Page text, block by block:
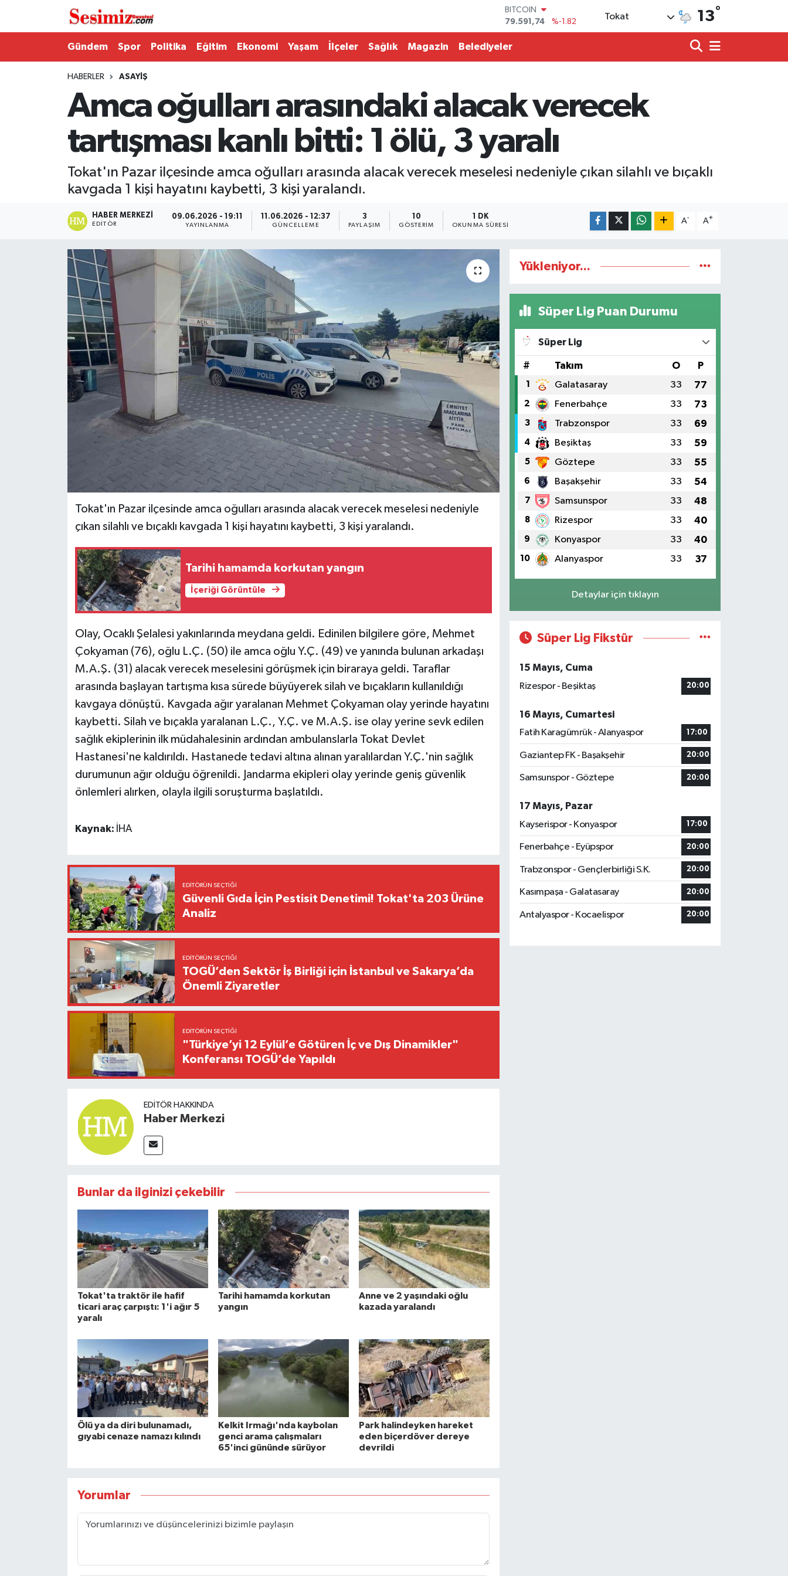
BITCOIN
79.591,74
%-1.82
DOLAR
G.ALTIN
6862,09000
%0.19
14.598,00
%0
Tokat 13°
Gündem Spor Politika Eğitim Ekonomi Yaşam İlçeler Sağlık Magazin Belediyeler
HABERLER ASAYIŞ
Amca oğulları arasındaki alacak verecek
tartışması kanlı bitti: 1 ölü, 3 yaralı
Tokat'ın Pazar ilçesinde amca oğulları arasında alacak verecek meselesi nedeniyle çıkan silahlı ve bıçaklı
kavgada 1 kişi hayatını kaybetti, 3 kişi yaralandı.
HABER MERKEZI
EDITÖR
09.06.2026 - 19:11
YAYINLANMA
11.06.2026 - 12:37
GÜNCELLEME
3
PAYLAŞIM
10
GÖSTERIM
1 DK
OKUNMA SÜRESI
A- A+
Tokat'ın Pazar ilçesinde amca oğulları arasında alacak verecek meselesi nedeniyle
çıkan silahlı ve bıçaklı kavgada 1 kişi hayatını kaybetti, 3 kişi yaralandı.
Tarihi hamamda korkutan yangın
İçeriği Görüntüle
Olay, Ocaklı Şelalesi yakınlarında meydana geldi. Edinilen bilgilere göre, Mehmet
Çokyaman (76), oğlu L.Ç. (50) ile amca oğlu Y.Ç. (49) ve yanında bulunan arkadaşı
M.A.Ş. (31) alacak verecek meselesini görüşmek için biraraya geldi. Taraflar
arasında başlayan tartışma kısa sürede büyüyerek silah ve bıçakların kullanıldığı
kavgaya dönüştü. Kavgada ağır yaralanan Mehmet Çokyaman olay yerinde hayatını
kaybetti. Silah ve bıçakla yaralanan L.Ç., Y.Ç. ve M.A.Ş. ise olay yerine sevk edilen
sağlık ekiplerinin ilk müdahalesinin ardından ambulanslarla Tokat Devlet
Hastanesi'ne kaldırıldı. Hastanede tedavi altına alınan yaralılardan Y.Ç.'nin sağlık
durumunun ağır olduğu öğrenildi. Jandarma ekipleri olay yerinde geniş güvenlik
önlemleri alırken, olayla ilgili soruşturma başlatıldı.
Kaynak: İHA
EDITÖRÜN SEÇTIĞI
Güvenli Gıda İçin Pestisit Denetimi! Tokat'ta 203 Ürüne
Analiz
EDITÖRÜN SEÇTIĞI
TOGÜ’den Sektör İş Birliği için İstanbul ve Sakarya’da
Önemli Ziyaretler
EDITÖRÜN SEÇTIĞI
"Türkiye’yi 12 Eylül’e Götüren İç ve Dış Dinamikler"
Konferansı TOGÜ’de Yapıldı
EDITÖR HAKKINDA
Haber Merkezi
Bunlar da ilginizi çekebilir
Tokat'ta traktör ile hafif
ticari araç çarpıştı: 1'i ağır 5
yaralı
Tarihi hamamda korkutan
yangın
Anne ve 2 yaşındaki oğlu
kazada yaralandı
Ölü ya da diri bulunamadı,
gıyabi cenaze namazı kılındı
Kelkit Irmağı'nda kaybolan
genci arama çalışmaları
65'inci gününde sürüyor
Park halindeyken hareket
eden biçerdöver dereye
devrildi
Yorumlar
Yükleniyor...
Süper Lig Puan Durumu
Süper Lig
# Takım O P
1 Galatasaray 33 77
2 Fenerbahçe 33 73
3 Trabzonspor 33 69
4 Beşiktaş 33 59
5 Göztepe 33 55
6 Başakşehir 33 54
7 Samsunspor 33 48
8 Rizespor 33 40
9 Konyaspor 33 40
10 Alanyaspor 33 37
Detaylar için tıklayın
Süper Lig Fikstür
15 Mayıs, Cuma
Rizespor - Beşiktaş
20:00
16 Mayıs, Cumartesi
Fatih Karagümrük - Alanyaspor
17:00
Gaziantep FK - Başakşehir 20:00
Samsunspor - Göztepe 20:00
17 Mayıs, Pazar
Kayserispor - Konyaspor
17:00
Fenerbahçe - Eyüpspor 20:00
Trabzonspor - Gençlerbirliği S.K. 20:00
Kasımpaşa - Galatasaray 20:00
Antalyaspor - Kocaelispor 20:00
Ekonomi
Magazin
Politika
Teknoloji
Tokat Haberleri
Nöbetçi Eczaneler
Hava Durumu
Namaz Vakitleri
Trafik Durumu
Tüm Manşetler
Son Dakika Haberleri
Haber Arşivi